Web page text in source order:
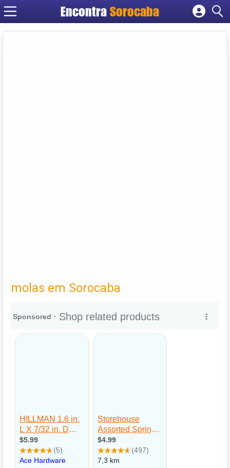
EncontraSorocaba
Cadastrar empresa
molas em Sorocaba